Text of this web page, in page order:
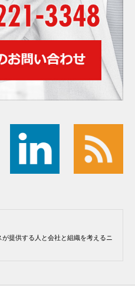
提供する人と会社と組織を考えるニ